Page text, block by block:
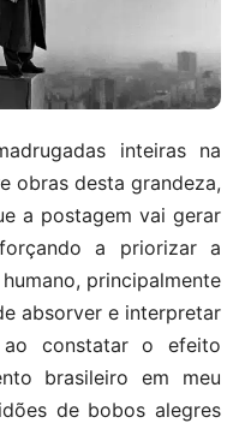
inteiras na
obras desta grandeza,
a postagem vai gerar
a priorizar a
principalmente
absorver e interpretar
constatar o efeito
brasileiro em meu
de bobos alegres